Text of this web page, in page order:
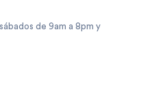
de 9am a 8pm y